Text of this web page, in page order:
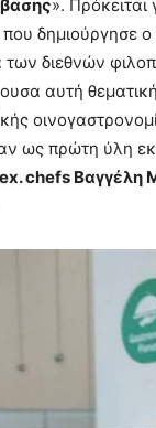
». Πρόκειται
που δημιούργησε ο
διεθνών
αυτή
ως πρώτη ύλη
ex. chefs Βαγγέλη